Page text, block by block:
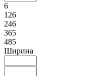
6
126
246
365
485
Ширина